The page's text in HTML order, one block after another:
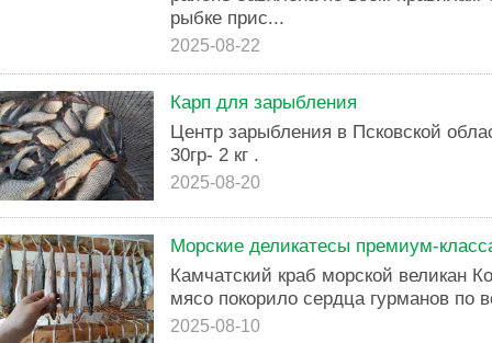
рыбке прис...
2025-08-22
Карп для зарыбления
Центр зарыбления в Псковской
30гр- 2 кг .
2025-08-20
Морские деликатесы премиум-
Камчатский краб морской великан
мясо покорило сердца гурманов по
2025-08-10